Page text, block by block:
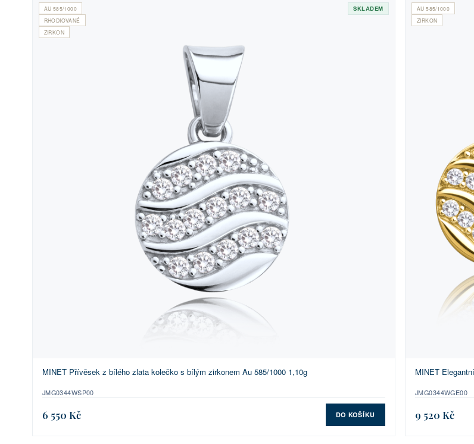
AU 585/1000
RHODIOVANÉ
ZIRKON
SKLADEM
MINET Přívěsek z bílého zlata kolečko s bílým zirkonem Au 585/1000 1,10g
JMG0344WSP00
6 550 Kč DO KOŠÍKU
AU 585/1000
ZIRKON
MINET
JMG0344WGE00
9 520 Kč